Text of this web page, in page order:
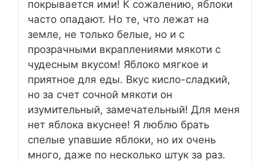
покрывается ими! К сожалению, яблоки
часто опадают. Но те, что лежат на
земле, не только белые, но и с
прозрачными вкраплениями мякоти с
чудесным вкусом! Яблоко мягкое и
приятное для еды. Вкус кисло-сладкий,
но за счет сочной мякоти он
изумительный, замечательный! Для меня
нет яблока вкуснее! Я люблю брать
спелые упавшие яблоки, но их очень
много, даже по несколько штук за раз.